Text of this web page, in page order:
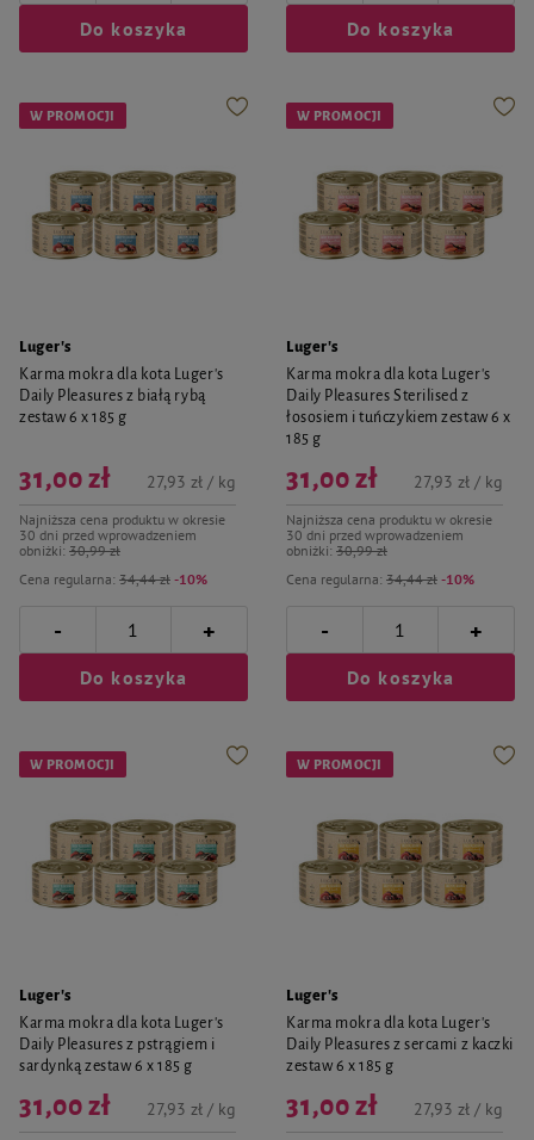
Do koszyka Do koszyka
W PROMOCJI
Luger's
Karma mokra dla kota Luger's
Daily Pleasures z białą rybą
zestaw 6 x 185 g
Cena regularna: 34,44 zł -10%
31,00 zł
Najniższa cena produktu w okresie
30 dni przed wprowadzeniem
obniżki: 30,99 zł
27,93 zł / kg
- +
Do koszyka
W PROMOCJI
Luger's
Karma mokra dla kota Luger's
Daily Pleasures Sterilised z
łososiem i tuńczykiem zestaw 6 x
185 g
Cena regularna: 34,44 zł -10%
31,00 zł
Najniższa cena produktu w okresie
30 dni przed wprowadzeniem
obniżki: 30,99 zł
27,93 zł / kg
- +
Do koszyka
W PROMOCJI
Luger's
Karma mokra dla kota Luger's
Daily Pleasures z pstrągiem i
sardynką zestaw 6 x 185 g
31,00 zł 27,93 zł / kg
W PROMOCJI
Luger's
Karma mokra dla kota Luger's
Daily Pleasures z sercami z kaczki
zestaw 6 x 185 g
31,00 zł 27,93 zł / kg